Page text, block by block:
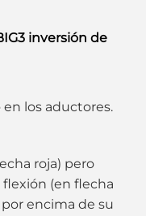
inversión de
los aductores.
roja) pero
flexión (en flecha
encima de su